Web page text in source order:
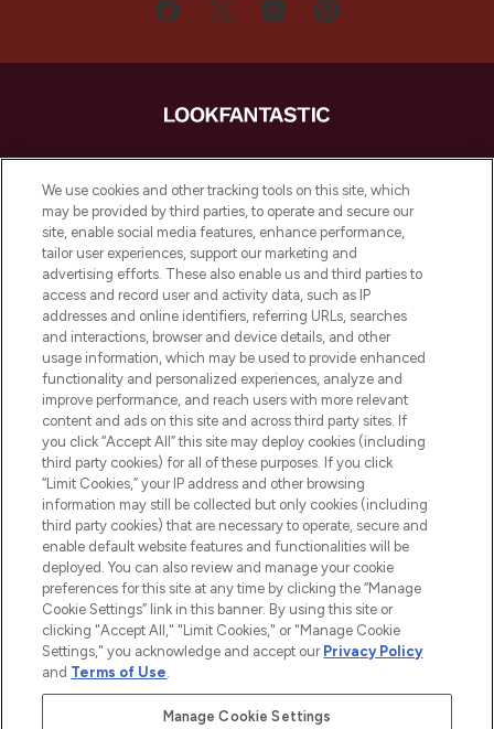
LOOKFANTASTIC ist Europas ultimativer
Beauty-Onlineshop mit den besten
Produkten aus Haut- und Haarpflege
sowie Make-Up von über 200
renommierten Marken. Shoppe online
oder über die App mit kostenloser
Lieferung ab einem Einkaufswert von 30€.
Cookie-Einwilligung
Do Not Sell or Share My Personal
Information
HILFE & INFORMATION
IMPRESSUM
ÜBER LOOKFANTASTIC
Pay Securely With
We use cookies and other tracking tools on this site, which
may be provided by third parties, to operate and secure our
site, enable social media features, enhance performance,
tailor user experiences, support our marketing and
advertising efforts. These also enable us and third parties to
access and record user and activity data, such as IP
addresses and online identifiers, referring URLs, searches
and interactions, browser and device details, and other
usage information, which may be used to provide enhanced
functionality and personalized experiences, analyze and
improve performance, and reach users with more relevant
content and ads on this site and across third party sites. If
you click “Accept All” this site may deploy cookies (including
third party cookies) for all of these purposes. If you click
“Limit Cookies,” your IP address and other browsing
information may still be collected but only cookies (including
third party cookies) that are necessary to operate, secure and
enable default website features and functionalities will be
deployed. You can also review and manage your cookie
preferences for this site at any time by clicking the “Manage
Cookie Settings” link in this banner. By using this site or
clicking "Accept All," "Limit Cookies," or "Manage Cookie
Settings," you acknowledge and accept our Privacy Policy
and Terms of Use.
Manage Cookie Settings